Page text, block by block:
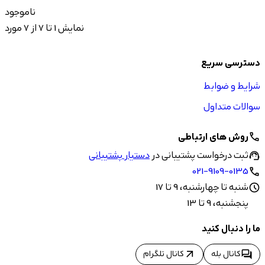
ناموجود
نمایش 1 تا 7 از 7 مورد
دسترسی سریع
شرایط و ضوابط
سوالات متداول
callروش های ارتباطی
support_agentثبت درخواست پشتیبانی دردستیار پشتیبانی
call
021-9109-0135
scheduleشنبه تا چهارشنبه، 9 تا 17
پنجشنبه، 9 تا 13
ما را دنبال کنید
forumکانال بله arrow_outward کانال تلگرام